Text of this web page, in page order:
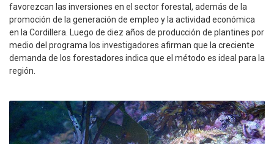
favorezcan las inversiones en el sector forestal, además de la
promoción de la generación de empleo y la actividad económica
en la Cordillera. Luego de diez años de producción de plantines por
medio del programa los investigadores afirman que la creciente
demanda de los forestadores indica que el método es ideal para la
región.